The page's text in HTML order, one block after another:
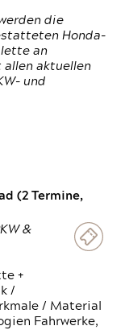
die
Honda-
an
aktuellen
und
(2 Termine,
&
+
/
/ Material
Fahrwerke,